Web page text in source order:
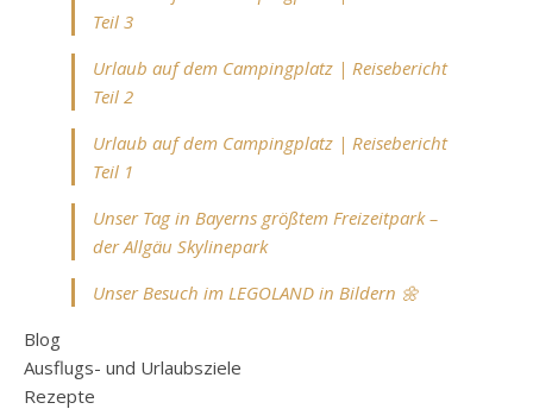
Teil 3
Urlaub auf dem Campingplatz | Reisebericht
Teil 2
Urlaub auf dem Campingplatz | Reisebericht
Teil 1
Unser Tag in Bayerns größtem Freizeitpark –
der Allgäu Skylinepark
Unser Besuch im LEGOLAND in Bildern 🌼
Blog
Ausflugs- und Urlaubsziele
Rezepte